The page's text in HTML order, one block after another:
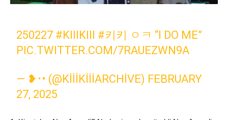
250227 #KIIIKIII #키키 ㅇㅋ “I DO ME”
PIC.TWITTER.COM/7RAUEZWN9A
— ❥･• (@KIIIKIIIARCHIVE) FEBRUARY
27, 2025